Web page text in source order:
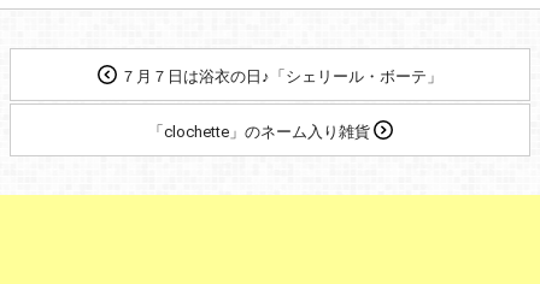
７月７日は浴衣の日♪「シェリール・ボーテ」
「clochette」のネーム入り雑貨